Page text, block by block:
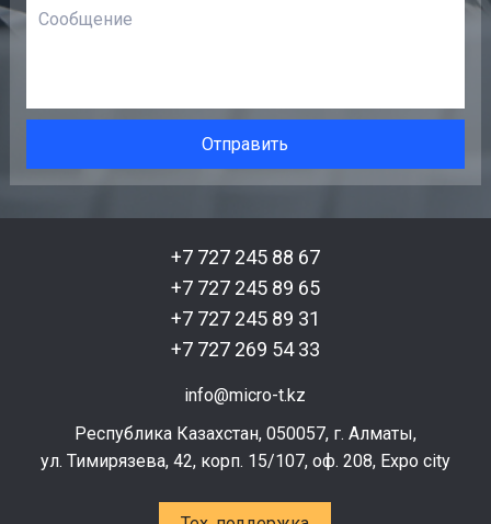
+7 727 245 88 67
+7 727 245 89 65
+7 727 245 89 31
+7 727 269 54 33
info@micro-t.kz
Республика Казахстан, 050057, г. Алматы,
ул. Тимирязева, 42, корп. 15/107, оф. 208, Expo city